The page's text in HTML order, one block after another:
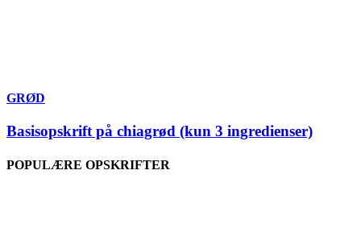
GRØD
Basisopskrift på chiagrød (kun 3 ingredienser)
POPULÆRE OPSKRIFTER